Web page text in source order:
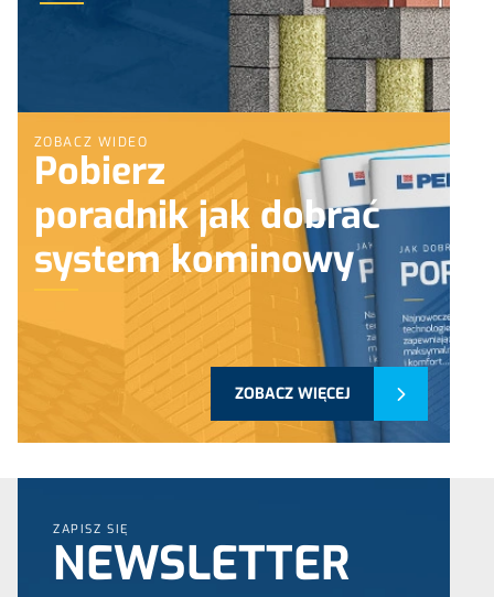
ZOBACZ WIDEO
Pobierz
poradnik jak dobrać
system kominowy
ZOBACZ WIĘCEJ
ZAPISZ SIĘ
NEWSLETTER